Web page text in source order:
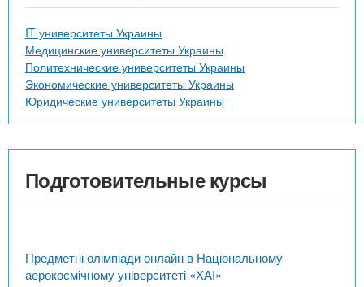
IT университеты Украины
Медицинские университеты Украины
Политехнические университеты Украины
Экономические университеты Украины
Юридические университеты Украины
Подготовительные курсы
Предметні олімпіади онлайн в Національному
аерокосмічному університеті «ХАІ»